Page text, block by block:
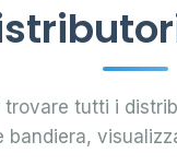
tutti i
bandiera,
4